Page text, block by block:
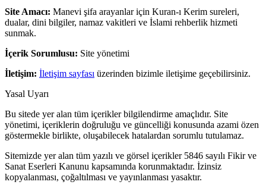
Site Amacı: Manevi şifa arayanlar için Kuran-ı Kerim sureleri,
dualar, dini bilgiler, namaz vakitleri ve İslami rehberlik hizmeti
sunmak.
İçerik Sorumlusu: Site yönetimi
İletişim: İletişim sayfası üzerinden bizimle iletişime geçebilirsiniz.
Yasal Uyarı
Bu sitede yer alan tüm içerikler bilgilendirme amaçlıdır. Site
yönetimi, içeriklerin doğruluğu ve güncelliği konusunda azami özen
göstermekle birlikte, oluşabilecek hatalardan sorumlu tutulamaz.
Sitemizde yer alan tüm yazılı ve görsel içerikler 5846 sayılı Fikir ve
Sanat Eserleri Kanunu kapsamında korunmaktadır. İzinsiz
kopyalanması, çoğaltılması ve yayınlanması yasaktır.